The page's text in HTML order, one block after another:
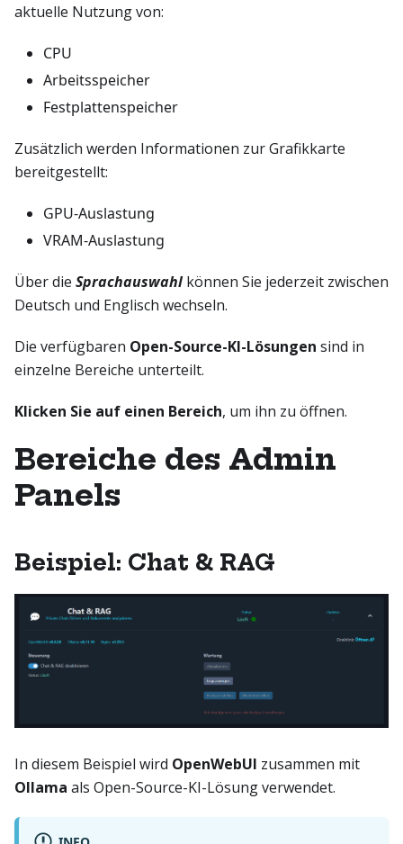
aktuelle Nutzung von:
CPU
Arbeitsspeicher
Festplattenspeicher
Zusätzlich werden Informationen zur Grafikkarte
bereitgestellt:
GPU-Auslastung
VRAM-Auslastung
Über die Sprachauswahlkönnen Sie jederzeit zwischen
Deutsch und Englisch wechseln.
Die verfügbaren Open-Source-KI-Lösungen sind in
einzelne Bereiche unterteilt.
Klicken Sie auf einen Bereich, um ihn zu öffnen.
Bereiche des Admin
Panels
Beispiel: Chat & RAG
In diesem Beispiel wird OpenWebUI zusammen mit
Ollama als Open-Source-KI-Lösung verwendet.